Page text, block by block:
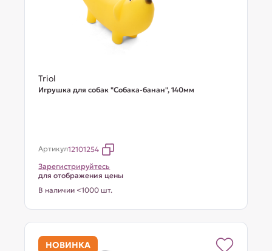
Triol
Игрушка для собак "Собака-банан", 140мм
Артикул12101254
Зарегистрируйтесь
для отображения цены
В наличии <1000 шт.
НОВИНКА